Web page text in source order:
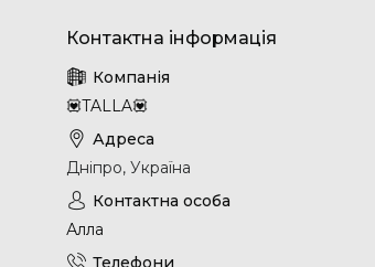
💟TALLA💟
Дніпро, Україна
Алла